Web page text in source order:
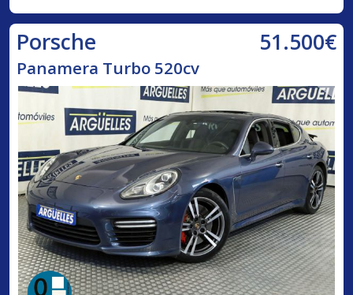
Porsche 51.500€
Panamera Turbo 520cv